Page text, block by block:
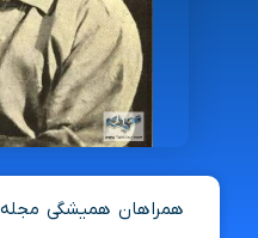
همراهان همیشگی مجله